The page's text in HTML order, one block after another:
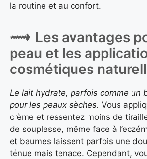
la routine et au confort.
Les avantages
peau et les
cosmétiques
Le lait hydrate, parfois comme un
pour les peaux sèches. Vous
crème et ressentez moins de
de souplesse, même face à
et baumes laissent parfois une
ténue mais tenace. Cependant,